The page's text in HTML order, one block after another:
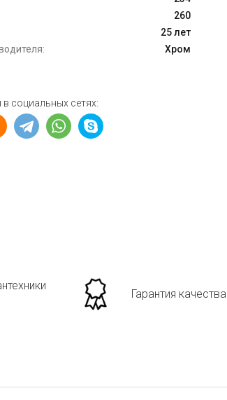
260
25 лет
Хром
в социальных сетях:
Гарантия качества